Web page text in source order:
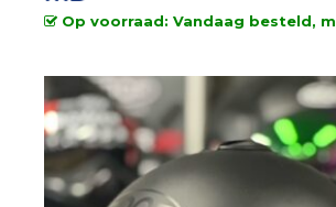
Op voorraad: Vandaag besteld,